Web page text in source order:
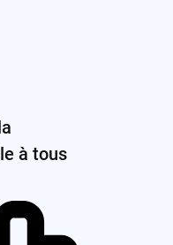
à tous